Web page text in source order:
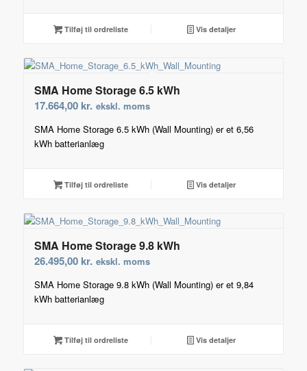
Tilføj til ordreliste Vis detaljer
SMA Home Storage 6.5 kWh
17.664,00 kr. ekskl. moms
SMA Home Storage 6.5 kWh (Wall Mounting) er et 6,56
kWh batterianlæg
Tilføj til ordreliste Vis detaljer
SMA Home Storage 9.8 kWh
26.495,00 kr. ekskl. moms
SMA Home Storage 9.8 kWh (Wall Mounting) er et 9,84
kWh batterianlæg
Tilføj til ordreliste Vis detaljer